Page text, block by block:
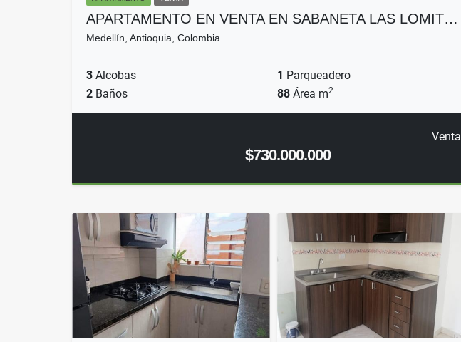
APARTAMENTO EN VENTA EN SABANETA LAS LOMIT…
Medellín, Antioquia, Colombia
3 Alcobas 1 Parqueadero
2 Baños 88 Área m2
Venta
$730.000.000